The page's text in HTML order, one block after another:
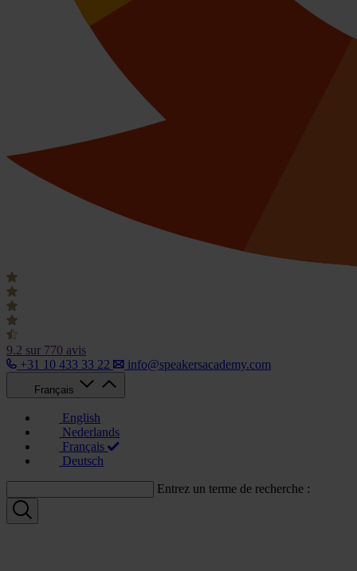
9.2 sur 770 avis
+31 10 433 33 22
info@speakersacademy.com
Français
English
Nederlands
Français
Deutsch
Entrez un terme de recherche :